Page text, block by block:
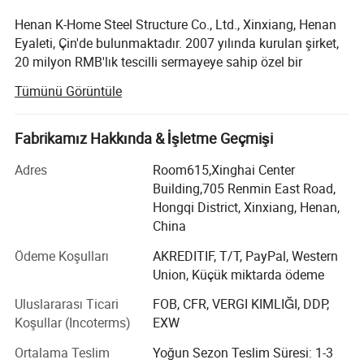
kez katlanarak az kayıpla kaldırılabilir. Plakaların
mafsallarında hava sızıntısı, yağmur sızıntısı ve diğer
Henan K-Home Steel Structure Co., Ltd., Xinxiang, Henan
Eyaleti, Çin'de bulunmaktadır. 2007 yılında kurulan şirket,
20 milyon RMB'lık tescilli sermayeye sahip özel bir
260'den fazla çalışanı vardır.
Prefabrik binaların, çelik yapıların, sandviç panellerin ve
modüler muhafaza sistemlerinin tasarımı, proje
bütçeleme, üretimi ve kurulumu konusunda uzmanlaştık.
Çelik yapı projeleri için Sınıf II genel sözleşme yeterliliği ve
Sınıf I yeterliliğine sahip olarak, farklı inşaat ve modüler
inşaat projeleri için güvenilir çözümler sağlayabiliriz.
Ana ürünlerimiz konteyner evleri, OEM prefabrik evler,
sandviç paneller, inşaat malzemeleri, hafif çelik yapı evleri,
önceden tasarlanmış binalar ve kurulum hizmetlerini içerir.
Fabrikada 20'den fazla üretim hattı ve hızlı montaj
Tümünü Görüntüle
Fabrikamız Hakkında & İşletme Geçmişi
Adres
Room615,Xinghai Center
Building,705 Renmin East Road,
Hongqi District, Xinxiang, Henan,
China
Ödeme Koşulları
AKREDITIF, T/T, PayPal, Western
Union, Küçük miktarda ödeme
Uluslararası Ticari
Koşullar (Incoterms)
FOB, CFR, VERGI KIMLIĞI, DDP,
EXW
Ortalama Teslim
Yoğun Sezon Teslim Süresi: 1-3